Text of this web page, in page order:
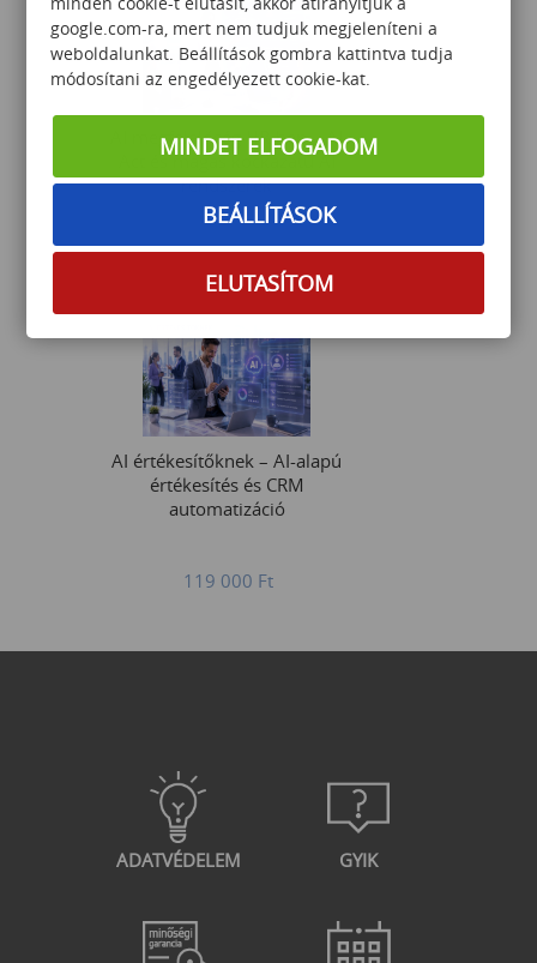
AI megfelelőség HR-ben – AI
Act és magas kockázatú AI
rendszerek
149 000Ft
AI értékesítőknek – AI-alapú
értékesítés és CRM
automatizáció
119 000 Ft
ADATVÉDELEM GYIK
google.com-ra, mert nem tudjuk megjeleníteni a
weboldalunkat. Beállítások gombra kattintva tudja
módosítani az engedélyezett cookie-kat.
MINDET ELFOGADOM
BEÁLLÍTÁSOK
ELUTASÍTOM